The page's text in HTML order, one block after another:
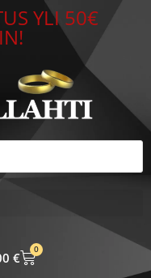
YLI 50€
€
0
CART